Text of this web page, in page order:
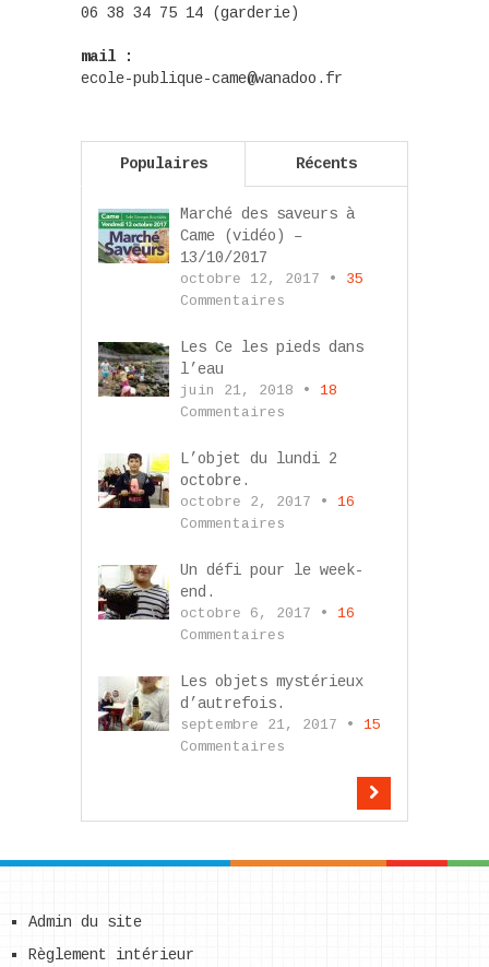
06 38 34 75 14 (garderie)
mail :
ecole-publique-came@wanadoo.fr
Populaires Récents
Marché des saveurs à
Came (vidéo) –
13/10/2017
octobre 12, 2017 • 35
Commentaires
Les Ce les pieds dans
l’eau
juin 21, 2018 • 18
Commentaires
L’objet du lundi 2
octobre.
octobre 2, 2017 • 16
Commentaires
Un défi pour le week-
end.
octobre 6, 2017 • 16
Commentaires
Les objets mystérieux
d’autrefois.
septembre 21, 2017 • 15
Commentaires
Admin du site
Règlement intérieur